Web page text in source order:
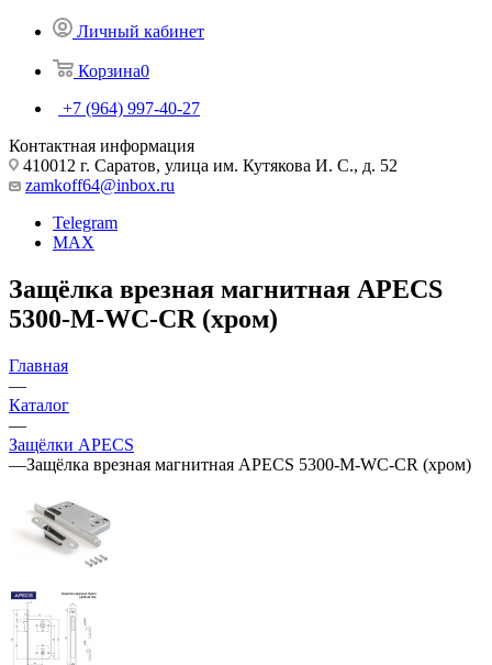
Личный кабинет
Корзина0
+7 (964) 997-40-27
Контактная информация
410012 г. Саратов, улица им. Кутякова И. С., д. 52
zamkoff64@inbox.ru
Telegram
MAX
Защёлка врезная магнитная APECS
5300-M-WC-CR (хром)
Главная
—
Каталог
—
Защёлки APECS
—Защёлка врезная магнитная APECS 5300-M-WC-CR (хром)